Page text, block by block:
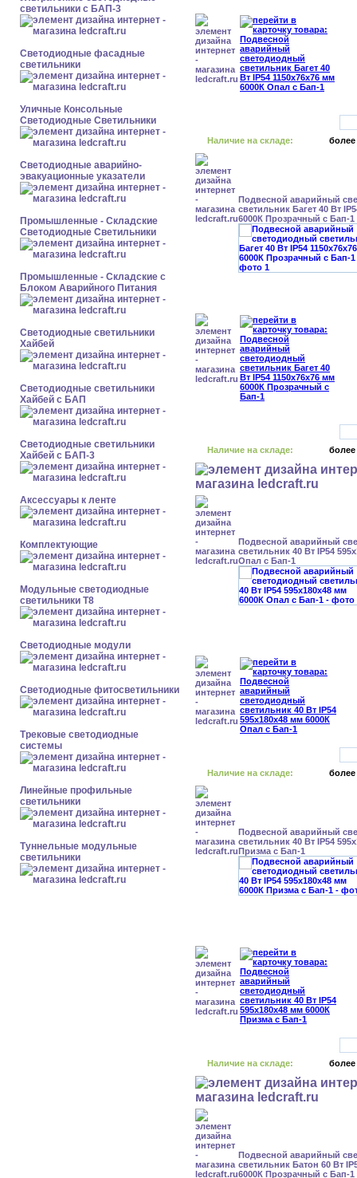
светильники с БАП-3
Светодиодные фасадные
светильники
Уличные Консольные
Светодиодные Светильники
Светодиодные аварийно-
эвакуационные указатели
Промышленные - Складские
Светодиодные Светильники
Промышленные - Складские с
Блоком Аварийного Питания
Светодиодные светильники
Хайбей
Светодиодные светильники
Хайбей с БАП
Светодиодные светильники
Хайбей с БАП-3
Аксессуары к ленте
Комплектующие
Модульные светодиодные
светильники Т8
Светодиодные модули
Светодиодные фитосветильники
Трековые светодиодные
системы
Линейные профильные
светильники
Туннельные модульные
светильники
Наличие на складе: более
Подвесной аварийный
светильник Багет 40 Вт
6000К Прозрачный с Бап-1
Наличие на складе: более
Подвесной аварийный
светильник 40 Вт IP54
Опал с Бап-1
Наличие на складе: более
Подвесной аварийный
светильник 40 Вт IP54
Призма с Бап-1
Наличие на складе: более
Подвесной аварийный
светильник Батон 60 Вт
6000К Прозрачный с Бап-1